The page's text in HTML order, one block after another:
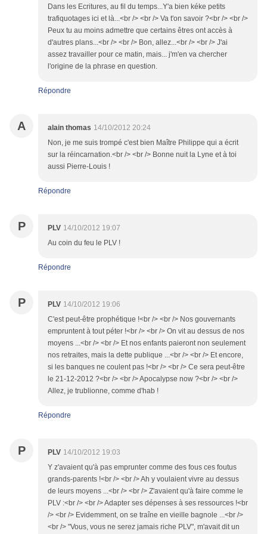
Dans les Ecritures, au fil du temps...Y'a bien kéke petits
trafiquotages ici et là...<br /> <br /> Va t'on savoir ?<br /> <br />
Peux tu au moins admettre que certains êtres ont accès à
d'autres plans...<br /> <br /> Bon, allez...<br /> <br /> J'ai
assez travailler pour ce matin, mais... j'm'en va chercher
l'origine de la phrase en question.
Répondre
A alain thomas 14/10/2012 20:24
Non, je me suis trompé c'est bien Maître Philippe qui a écrit
sur la réincarnation.<br /> <br /> Bonne nuit la Lyne et à toi
aussi Pierre-Louis !
Répondre
P PLV 14/10/2012 19:07
Au coin du feu le PLV !
Répondre
P PLV 14/10/2012 19:06
C'est peut-être prophétique !<br /> <br /> Nos gouvernants
empruntent à tout péter !<br /> <br /> On vit au dessus de nos
moyens ...<br /> <br /> Et nos enfants paieront non seulement
nos retraites, mais la dette publique ...<br /> <br /> Et encore,
si les banques ne coulent pas !<br /> <br /> Ce sera peut-être
le 21-12-2012 ?<br /> <br /> Apocalypse now ?<br /> <br />
Allez, je trublionne, comme d'hab !
Répondre
P PLV 14/10/2012 19:03
Y z'avaient qu'à pas emprunter comme des fous ces foutus
grands-parents !<br /> <br /> Ah y voulaient vivre au dessus
de leurs moyens ...<br /> <br /> Z'avaient qu'à faire comme le
PLV :<br /> <br /> Adapter ses dépenses à ses ressources !<br
/> <br /> Evidemment, on se traîne en vieille bagnole ...<br />
<br /> "Vous, vous ne serez jamais riche PLV", m'avait dit un